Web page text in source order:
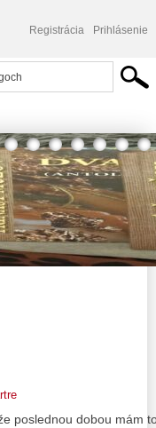
Registrácia Prihlásenie
poslednou dobou mám